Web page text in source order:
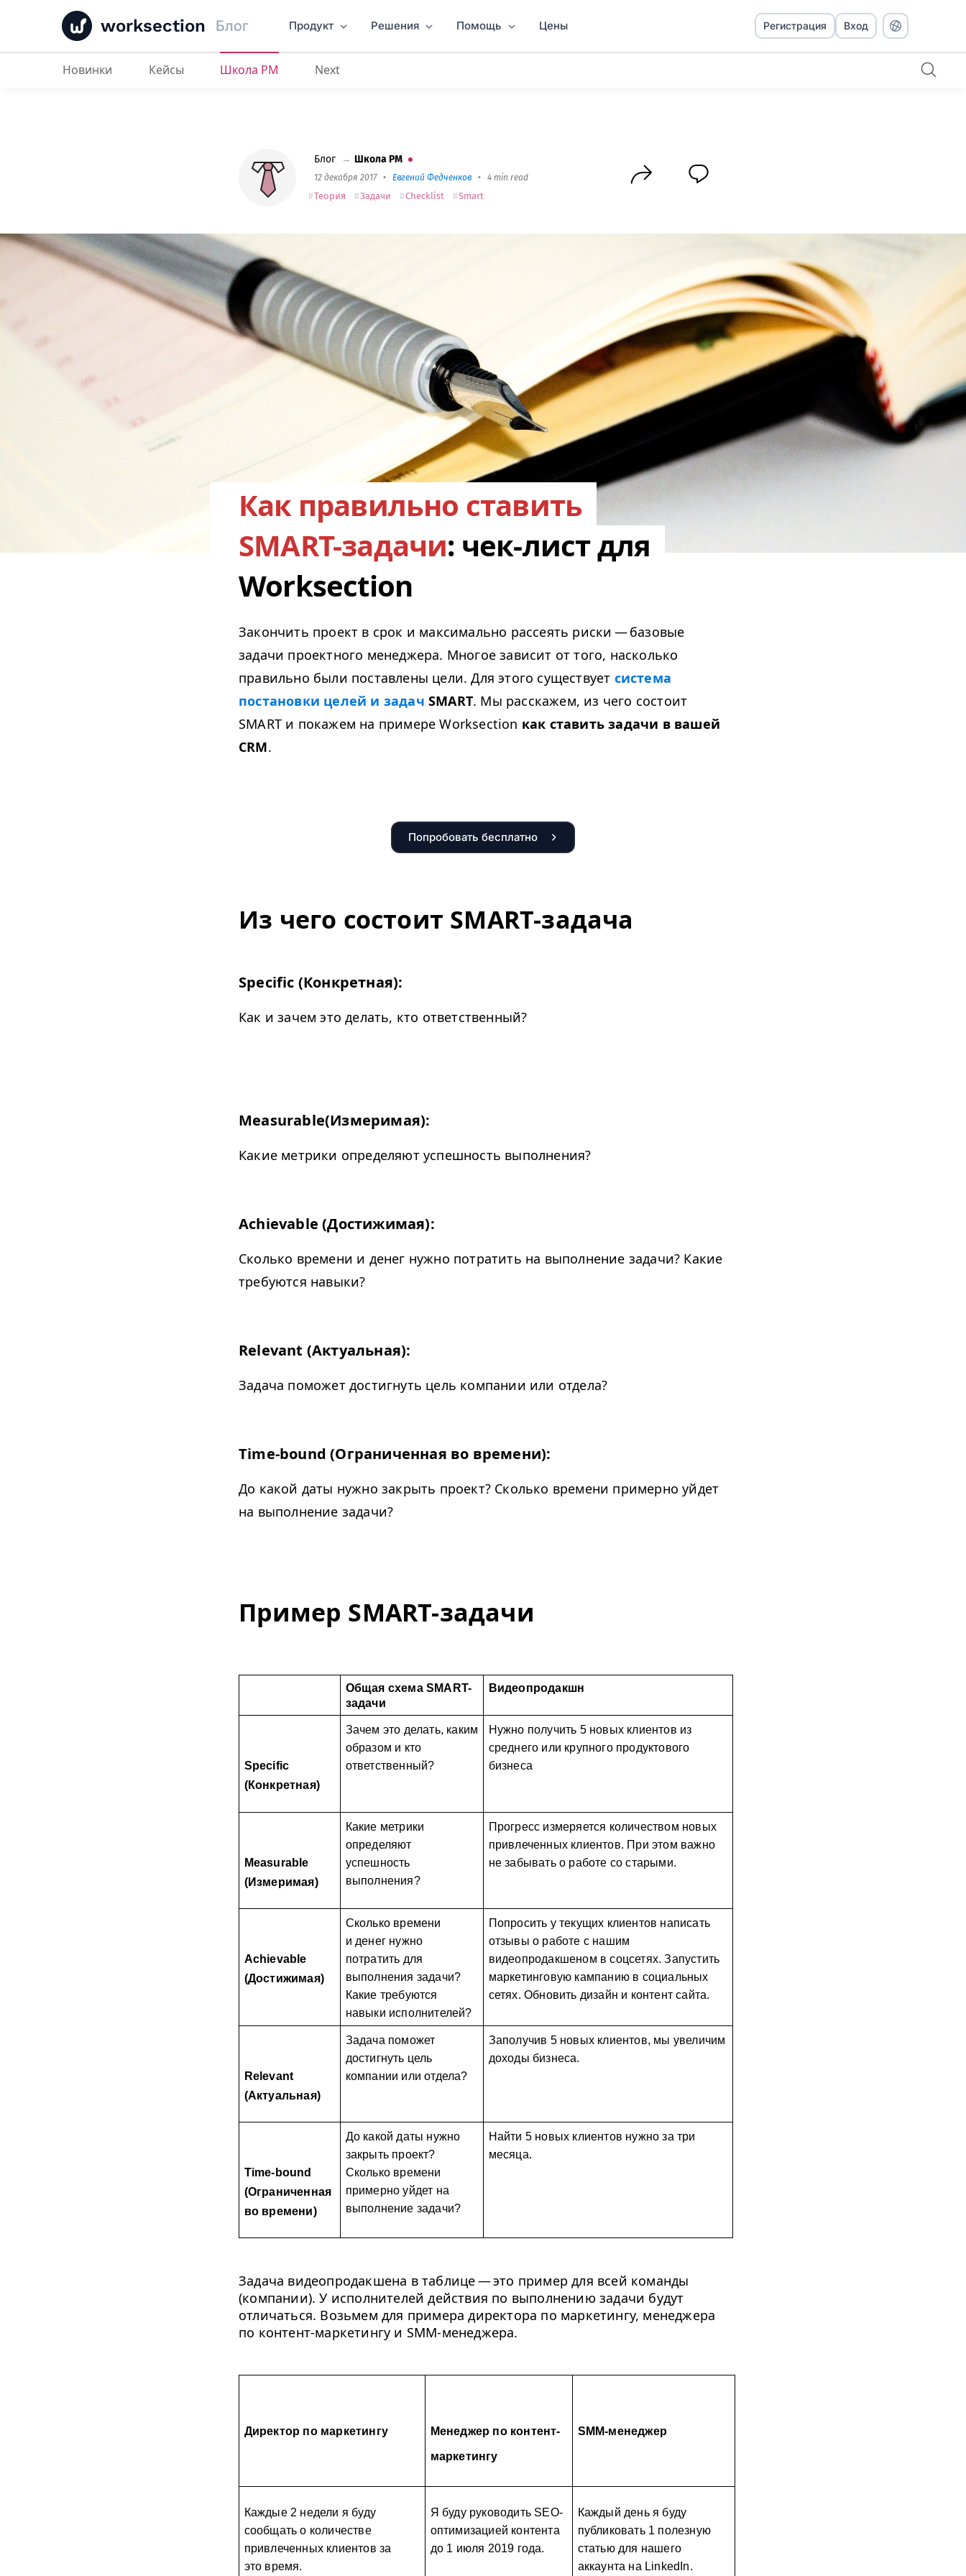
worksection Блог Продукт Решения Помощь Цены
Как правильно ставить SMART-задачи
Регистрация Вход
Новинки Кейсы Школа PM Next
Блог → Школа PM
12 декабря 2017 • Евгений Федченков • 4 min read
Теория Задачи Сhecklist Smart
Как правильно ставить
SMART-задачи: чек-лист для
Worksection
Закончить проект в срок и максимально рассеять риски — базовые
задачи проектного менеджера. Многое зависит от того, насколько
правильно были поставлены цели. Для этого существует система
постановки целей и задач SMART. Мы расскажем, из чего состоит
SMART и покажем на примере Worksection как ставить задачи в вашей
CRM.
Попробовать бесплатно
Из чего состоит SMART-задача
Specific (Конкретная):
Как и зачем это делать, кто ответственный?
Measurable(Измеримая):
Какие метрики определяют успешность выполнения?
Achievable (Достижимая):
Сколько времени и денег нужно потратить на выполнение задачи? Какие
требуются навыки?
Relevant (Актуальная):
Задача поможет достигнуть цель компании или отдела?
Time-bound (Ограниченная во времени):
До какой даты нужно закрыть проект? Сколько времени примерно уйдет
на выполнение задачи?
Пример SMART-задачи
Общая схема SMART-
задачи
Видеопродакшн
Specific
(Конкретная)
Зачем это делать, каким
образом и кто
ответственный?
Нужно получить 5 новых клиентов из
среднего или крупного продуктового
бизнеса
Measurable
(Измеримая)
Какие метрики
определяют
успешность
выполнения?
Прогресс измеряется количеством новых
привлеченных клиентов. При этом важно
не забывать о работе со старыми.
Achievable
(Достижимая)
Сколько времени
и денег нужно
потратить для
выполнения задачи?
Какие требуются
навыки исполнителей?
Попросить у текущих клиентов написать
отзывы о работе с нашим
видеопродакшеном в соцсетях. Запустить
маркетинговую кампанию в социальных
сетях. Обновить дизайн и контент сайта.
Relevant
(Актуальная)
Задача поможет
достигнуть цель
компании или отдела?
Заполучив 5 новых клиентов, мы увеличим
доходы бизнеса.
Time-bound
(Ограниченная
во времени)
До какой даты нужно
закрыть проект?
Сколько времени
примерно уйдет на
выполнение задачи?
Найти 5 новых клиентов нужно за три
месяца.
Задача видеопродакшена в таблице — это пример для всей команды
(компании). У исполнителей действия по выполнению задачи будут
отличаться. Возьмем для примера директора по маркетингу, менеджера
по контент-маркетингу и SMM-менеджера.
Директор по маркетингу Менеджер по контент-
маркетингу
SMM-менеджер
Каждые 2 недели я буду
сообщать о количестве
привлеченных клиентов за
это время.
Я буду руководить SEO-
оптимизацией контента
до 1 июля 2019 года.
Каждый день я буду
публиковать 1 полезную
статью для нашего
аккаунта на LinkedIn.